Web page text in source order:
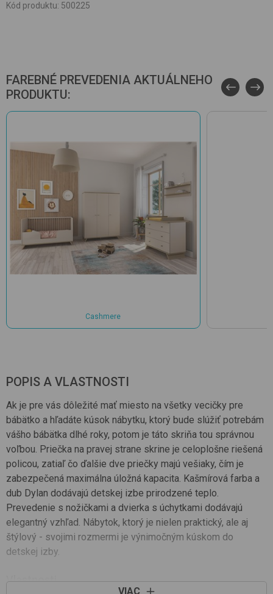
Kód produktu: 500225
FAREBNÉ PREVEDENIA AKTUÁLNEHO
PRODUKTU:
Cashmere
POPIS A VLASTNOSTI
Ak je pre vás dôležité mať miesto na všetky vecičky pre
bábätko a hľadáte kúsok nábytku, ktorý bude slúžiť potrebám
vášho bábätka dlhé roky, potom je táto skriňa tou správnou
voľbou. Priečka na pravej strane skrine je celoplošne riešená
policou, zatiaľ čo ďalšie dve priečky majú vešiaky, čím je
zabezpečená maximálna úložná kapacita. Kašmírová farba a
dub Dylan dodávajú detskej izbe prirodzené teplo.
Prevedenie s nožičkami a dvierka s úchytkami dodávajú
elegantný vzhľad. Nábytok, ktorý je nielen praktický, ale aj
štýlový - svojimi rozmermi je výnimočným kúskom do
detskej izby.
Vlastnosti
VIAC